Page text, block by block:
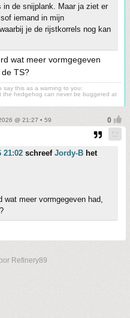
de snijplank. Maar ja ziet er
iemand in mijn
je de rijstkorrels nog kan
wat meer vormgegeven
TS?
say this as a warning to you:
the hedgehog can never be buggered at
@ 21:27 • 59
21:02 schreef Jordy-B het
meer vormgegeven had,
Refinery89